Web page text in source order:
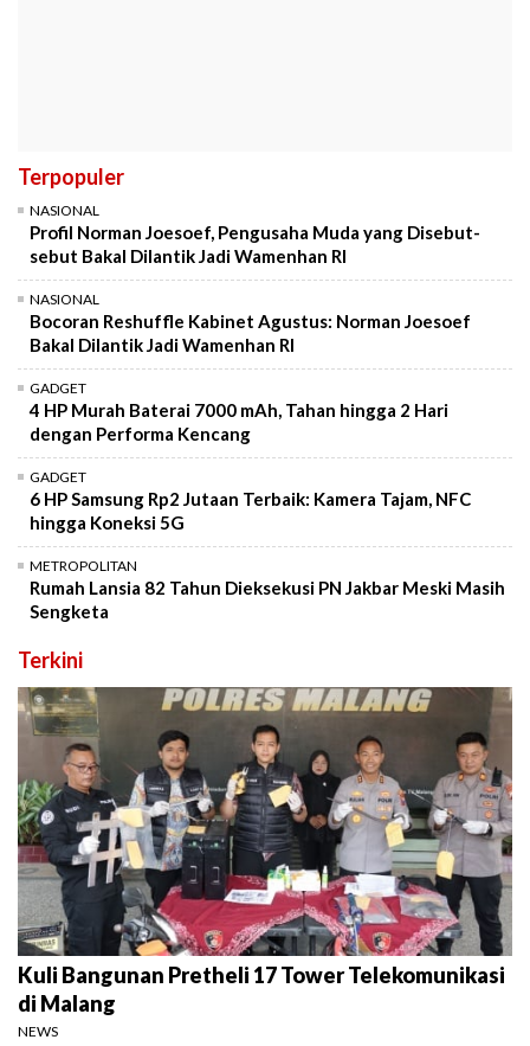
Terpopuler
NASIONAL
Profil Norman Joesoef, Pengusaha Muda yang Disebut-
sebut Bakal Dilantik Jadi Wamenhan RI
NASIONAL
Bocoran Reshuffle Kabinet Agustus: Norman Joesoef
Bakal Dilantik Jadi Wamenhan RI
GADGET
4 HP Murah Baterai 7000 mAh, Tahan hingga 2 Hari
dengan Performa Kencang
GADGET
6 HP Samsung Rp2 Jutaan Terbaik: Kamera Tajam, NFC
hingga Koneksi 5G
METROPOLITAN
Rumah Lansia 82 Tahun Dieksekusi PN Jakbar Meski Masih
Sengketa
Terkini
Kuli Bangunan Pretheli 17 Tower Telekomunikasi
di Malang
NEWS